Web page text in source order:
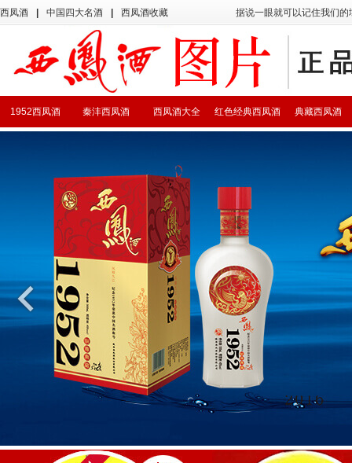
西凤酒 中国四大名酒 西凤酒收藏 据说一眼就可以记住我们
典藏西凤酒
红色经典西凤酒
西凤酒大全
秦沣西凤酒
1952西凤酒